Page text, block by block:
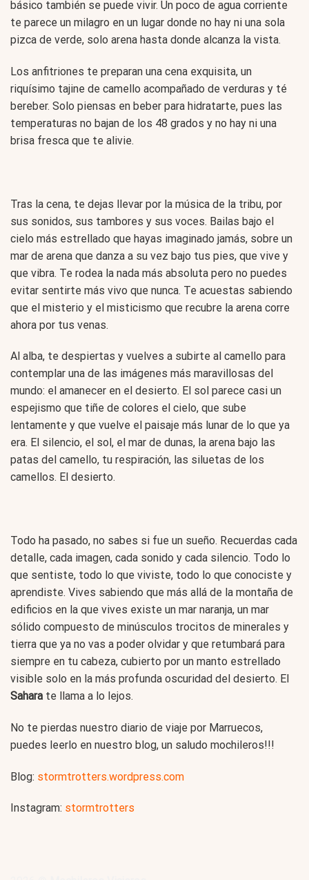
básico también se puede vivir. Un poco de agua corriente
te parece un milagro en un lugar donde no hay ni una sola
pizca de verde, solo arena hasta donde alcanza la vista.
Los anfitriones te preparan una cena exquisita, un
riquísimo tajine de camello acompañado de verduras y té
bereber. Solo piensas en beber para hidratarte, pues las
temperaturas no bajan de los 48 grados y no hay ni una
brisa fresca que te alivie.
Tras la cena, te dejas llevar por la música de la tribu, por
sus sonidos, sus tambores y sus voces. Bailas bajo el
cielo más estrellado que hayas imaginado jamás, sobre un
mar de arena que danza a su vez bajo tus pies, que vive y
que vibra. Te rodea la nada más absoluta pero no puedes
evitar sentirte más vivo que nunca. Te acuestas sabiendo
que el misterio y el misticismo que recubre la arena corre
ahora por tus venas.
Al alba, te despiertas y vuelves a subirte al camello para
contemplar una de las imágenes más maravillosas del
mundo: el amanecer en el desierto. El sol parece casi un
espejismo que tiñe de colores el cielo, que sube
lentamente y que vuelve el paisaje más lunar de lo que ya
era. El silencio, el sol, el mar de dunas, la arena bajo las
patas del camello, tu respiración, las siluetas de los
camellos. El desierto.
Todo ha pasado, no sabes si fue un sueño. Recuerdas cada
detalle, cada imagen, cada sonido y cada silencio. Todo lo
que sentiste, todo lo que viviste, todo lo que conociste y
aprendiste. Vives sabiendo que más allá de la montaña de
edificios en la que vives existe un mar naranja, un mar
sólido compuesto de minúsculos trocitos de minerales y
tierra que ya no vas a poder olvidar y que retumbará para
siempre en tu cabeza, cubierto por un manto estrellado
visible solo en la más profunda oscuridad del desierto. El
Sahara te llama a lo lejos.
No te pierdas nuestro diario de viaje por Marruecos,
puedes leerlo en nuestro blog, un saludo mochileros!!!
Blog: stormtrotters.wordpress.com
Instagram: stormtrotters